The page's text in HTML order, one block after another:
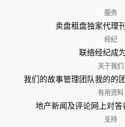
服务
卖盘租盘独家代理
经纪
联络经纪成
关于我们
我们的故事管理团队我的的
有用资料
地产新闻及评论网上对答
支持